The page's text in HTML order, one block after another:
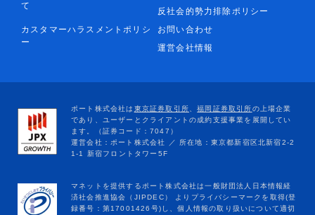
て
反社会的勢力排除ポリシー
カスタマーハラスメントポリシ
ー
お問い合わせ
運営会社情報